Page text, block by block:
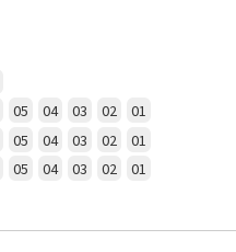
05 04 03 02 01
05 04 03 02 01
05 04 03 02
01